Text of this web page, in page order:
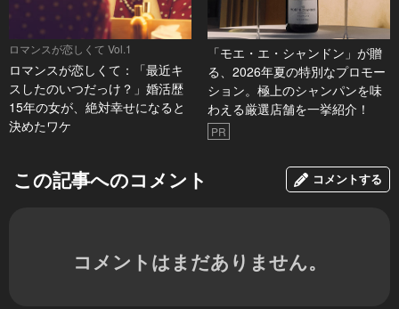
ロマンスが恋しくて Vol.1
ロマンスが恋しくて：「最近キ
スしたのいつだっけ？」婚活歴
15年の女が、絶対幸せになると
決めたワケ
「モエ・エ・シャンドン」が贈
る、2026年夏の特別なプロモー
ション。極上のシャンパンを味
わえる厳選店舗を一挙紹介！
PR
この記事へのコメント コメントする
コメントはまだありません。